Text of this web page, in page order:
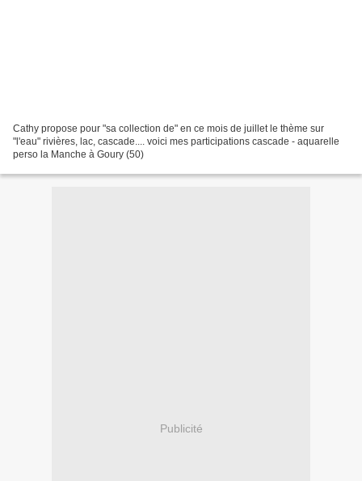
Cathy propose pour "sa collection de" en ce mois de juillet le thème sur
"l'eau" rivières, lac, cascade.... voici mes participations cascade - aquarelle
perso la Manche à Goury (50)
Publicité